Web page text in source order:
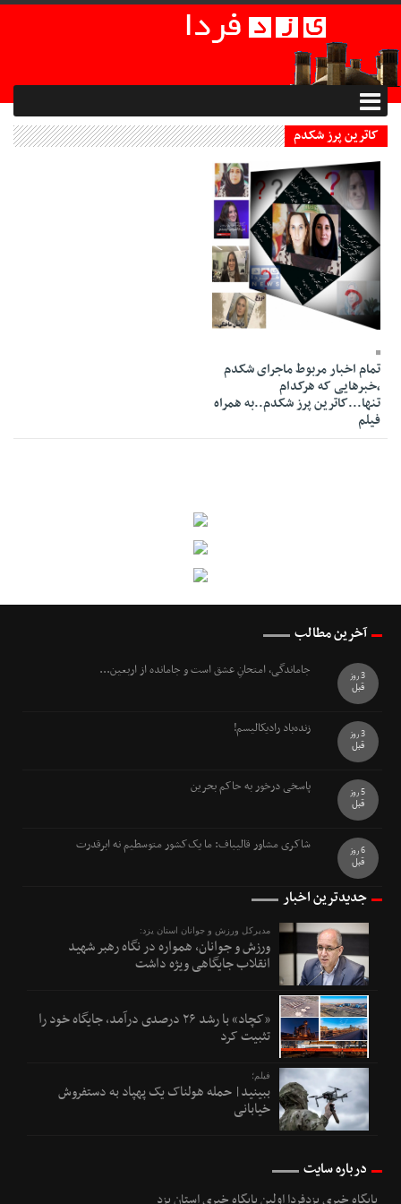
کاترین پرز شکدم
22 Esfand 1400 - 21:51
تمام اخبار مربوط ماجرای شکدم
،خبرهایی که هرکدام
تنها...کاترین پرز شکدم..به همراه
فیلم
آخرین مطالب
جاماندگی، امتحانِ عشق است و جامانده از اربعین...
3 روز
قبل
زنده‌باد رادیکالیسم!
3 روز
قبل
پاسخی درخور به حاکم بحرین
5 روز
قبل
شاکری مشاور قالیباف: ما یک‌کشور متوسطیم نه ابرقدرت
6 روز
قبل
جدیدترین اخبار
مدیرکل ورزش و جوانان استان یزد:
ورزش و جوانان، همواره در نگاه رهبر شهید
انقلاب جایگاهی ویژه داشت
«کچاد» با رشد ۲۶ درصدی درآمد، جایگاه خود را
تثبیت کرد
فیلم؛
ببینید| حمله هولناک یک پهپاد به دستفروش
خیابانی
درباره سایت